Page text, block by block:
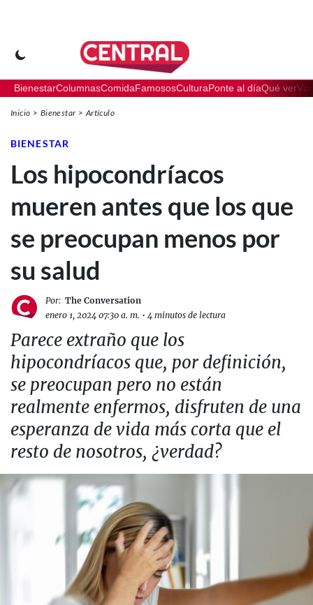
BienestarColumnasComidaFamososCulturaPonte al díaQué ver
Inicio Bienestar Artículo
BIENESTAR
Los hipocondríacos
mueren antes que los que
se preocupan menos por
su salud
Por: The Conversation
enero 1, 2024 07:30 a. m. • 4 minutos de lectura
Parece extraño que los
hipocondríacos que, por definición,
se preocupan pero no están
realmente enfermos, disfruten de una
esperanza de vida más corta que el
resto de nosotros, ¿verdad?